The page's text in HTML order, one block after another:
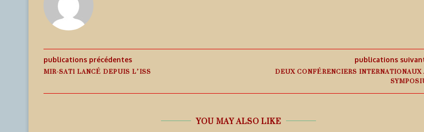
publications précédentes
MIR-SAT1 LANCÉ DEPUIS L’ISS
publications
DEUX CONFÉRENCIERS
YOU MAY ALSO LIKE